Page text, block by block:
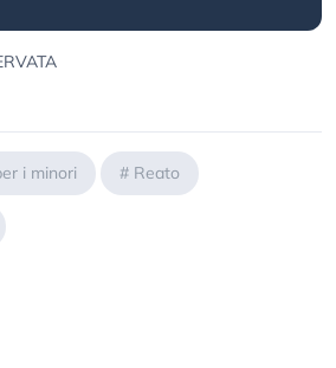
i minori # Reato